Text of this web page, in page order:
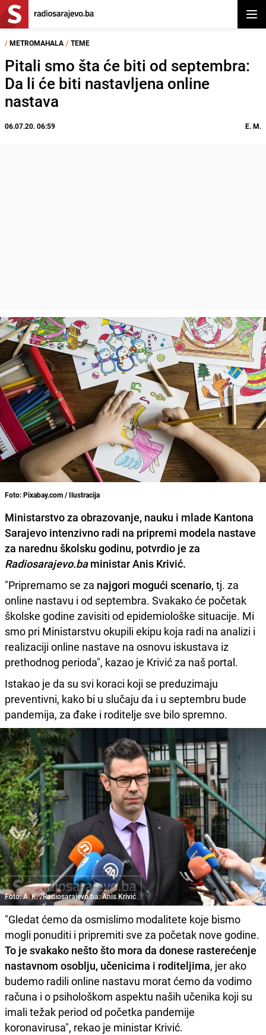
/ METROMAHALA / TEME
Pitali smo šta će biti od septembra:
Da li će biti nastavljena online
nastava
06.07.20. 06:59 E. M.
Foto: Pixabay.com / Ilustracija
Ministarstvo za obrazovanje, nauku i mlade Kantona
Sarajevo intenzivno radi na pripremi modela nastave
za narednu školsku godinu, potvrdio je za
Radiosarajevo.baministarAnis Krivić.
"Pripremamo se za najgori mogući scenario, tj. za
online nastavu i od septembra. Svakako će početak
školske godine zavisiti od epidemiološke situacije. Mi
smo pri Ministarstvu okupili ekipu koja radi na analizi i
realizaciji online nastave na osnovu iskustava iz
prethodnog perioda", kazao je Krivić za naš portal.
Istakao je da su svi koraci koji se preduzimaju
preventivni, kako bi u slučaju da i u septembru bude
pandemija, za đake i roditelje sve bilo spremno.
Foto: A. K. /Radiosarajevo.ba: Anis Krivić
"Gledat ćemo da osmislimo modalitete koje bismo
mogli ponuditi i pripremiti sve za početak nove godine.
To je svakako nešto što mora da donese rasterećenje
nastavnom osoblju, učenicima i roditeljima, jer ako
budemo radili online nastavu morat ćemo da vodimo
računa i o psihološkom aspektu naših učenika koji su
imali težak period od početka pandemije
koronavirusa", rekao je ministar Krivić.